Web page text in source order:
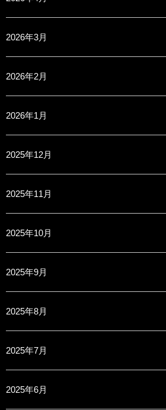
2026年3月
2026年2月
2026年1月
2025年12月
2025年11月
2025年10月
2025年9月
2025年8月
2025年7月
2025年6月